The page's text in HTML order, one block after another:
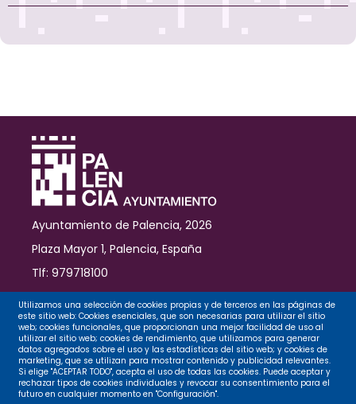
el
David
de
Coreógrafxs
del
Festival
Internacional
de
Contemporánea
de
Ayuntamiento de Palencia, 2026
Plaza Mayor 1, Palencia, España
Tlf: 979718100
Contacto
Legal
Privacidad
Utilizamos una selección de cookies propias y de terceros en las páginas de
este sitio web: Cookies esenciales, que son necesarias para utilizar el sitio
web; cookies funcionales, que proporcionan una mejor facilidad de uso al
utilizar el sitio web; cookies de rendimiento, que utilizamos para generar
datos agregados sobre el uso y las estadísticas del sitio web; y cookies de
marketing, que se utilizan para mostrar contenido y publicidad relevantes.
Si elige "ACEPTAR TODO", acepta el uso de todas las cookies. Puede aceptar y
rechazar tipos de cookies individuales y revocar su consentimiento para el
futuro en cualquier momento en "Configuración".